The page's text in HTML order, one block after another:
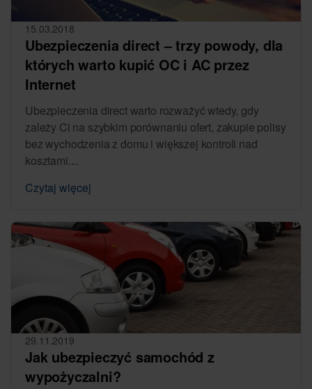
15.03.2018
Ubezpieczenia direct – trzy powody, dla
których warto kupić OC i AC przez
Internet
Ubezpieczenia direct warto rozważyć wtedy, gdy
zależy Ci na szybkim porównaniu ofert, zakupie polisy
bez wychodzenia z domu i większej kontroli nad
kosztami....
Czytaj więcej
29.11.2019
Jak ubezpieczyć samochód z
wypożyczalni?